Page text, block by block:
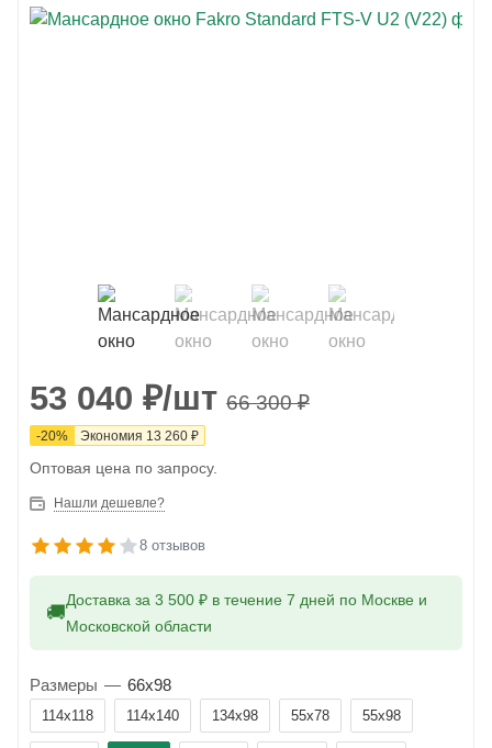
53 040 ₽/шт 66 300₽
-20% Экономия 13 260 ₽
Оптовая цена по запросу.
Нашли дешевле?
8 отзывов
🚚
Доставка за 3 500 ₽ в течение 7 дней по Москве и
Московской области
Размеры — 66x98
114x118 114x140 134x98 55x78 55x98